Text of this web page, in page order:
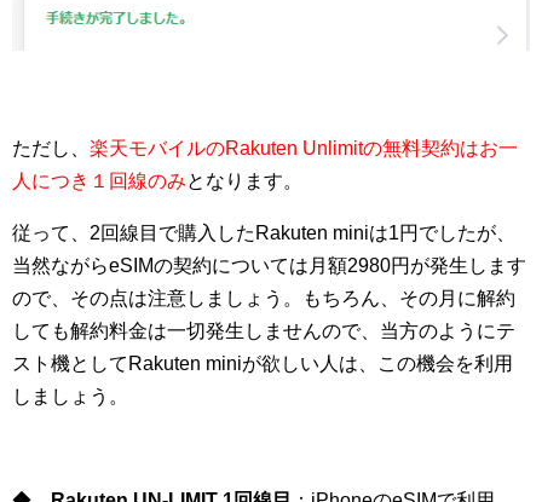
ただし、 楽天モバイルのRakuten Unlimitの無料契約はお一
人につき１回線のみとなります。
従って、2回線目で購入したRakuten miniは1円でしたが、
当然ながらeSIMの契約については月額2980円が発生します
ので、その点は注意しましょう。もちろん、その月に解約
しても解約料金は一切発生しませんので、当方のようにテ
スト機としてRakuten miniが欲しい人は、この機会を利用
しましょう。